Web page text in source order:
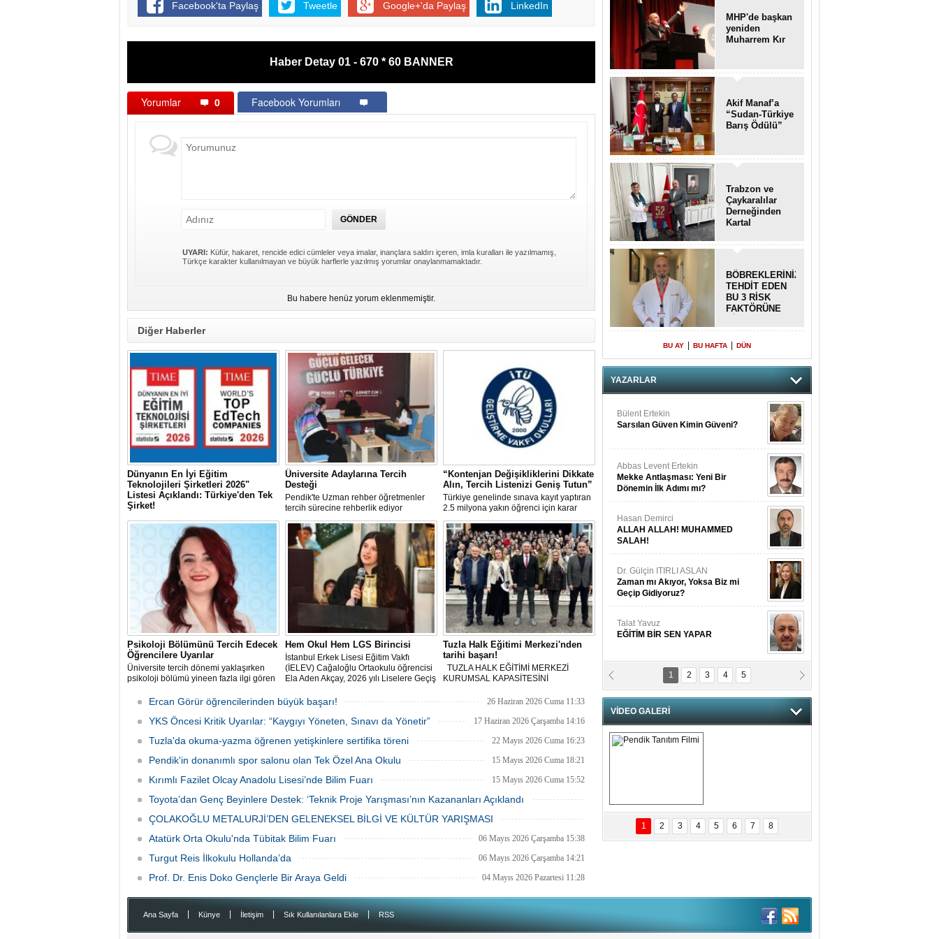
Facebook'ta Paylaş Tweetle Google+'da Paylaş LinkedIn
Haber Detay 01 - 670 * 60 BANNER
Yorumlar 0 Facebook Yorumları
UYARI: Küfür, hakaret, rencide edici cümleler veya imalar, inançlara saldırı içeren, imla kuralları ile yazılmamış,
Türkçe karakter kullanılmayan ve büyük harflerle yazılmış yorumlar onaylanmamaktadır.
Bu habere henüz yorum eklenmemiştir.
Diğer Haberler
Dünyanın En İyi Eğitim
Teknolojileri Şirketleri 2026"
Listesi Açıklandı: Türkiye'den Tek
Şirket!
Dünyanın en saygın yayınlarından TIME
dergisi ile uluslararası bağımsız veri
kuruluşu Statista iş birliğiyle hazırlanan
"World's Top EdTech Companies 2026"
(Dünyanın En İyi Eğitim Teknolojileri
Şirketleri 2026) listesi açıklandı.
Üniversite Adaylarına Tercih
Desteği
Pendik'te Uzman rehber öğretmenler
tercih sürecine rehberlik ediyor
“Kontenjan Değişikliklerini Dikkate
Alın, Tercih Listenizi Geniş Tutun”
Türkiye genelinde sınava kayıt yaptıran
2.5 milyona yakın öğrenci için karar
haftası yaklaştı.
Psikoloji Bölümünü Tercih Edecek
Öğrencilere Uyarılar
Üniversite tercih dönemi yaklaşırken
psikoloji bölümü yineen fazla ilgi gören
Hem Okul Hem LGS Birincisi
İstanbul Erkek Lisesi Eğitim Vakfı
(İELEV) Cağaloğlu Ortaokulu öğrencisi
Ela Aden Akçay, 2026 yılı Liselere Geçiş
sınavda tüm soruları eksiksiz
yanıtlayarak 500 tam puanla Türkiye
birincisi oldu.
Tuzla Halk Eğitimi Merkezi'nden
tarihi başarı!
TUZLA HALK EĞİTİMİ MERKEZİ
KURUMSAL KAPASİTESİNİ
TÜRKİYE ÜÇÜNCÜSÜ OLDU
Ercan Görür öğrencilerinden büyük başarı! 26 Haziran 2026 Cuma 11:33
YKS Öncesi Kritik Uyarılar: “Kaygıyı Yöneten, Sınavı da Yönetir” 17 Haziran 2026 Çarşamba 14:16
Tuzla'da okuma-yazma öğrenen yetişkinlere sertifika töreni 22 Mayıs 2026 Cuma 16:23
Pendik'in donanımlı spor salonu olan Tek Özel Ana Okulu 15 Mayıs 2026 Cuma 18:21
Kırımlı Fazilet Olcay Anadolu Lisesi’nde Bilim Fuarı 15 Mayıs 2026 Cuma 15:52
Toyota’dan Genç Beyinlere Destek: ‘Teknik Proje Yarışması’nın Kazananları Açıklandı
13 Mayıs 2026 Çarşamba 10:57
ÇOLAKOĞLU METALURJİ’DEN GELENEKSEL BİLGİ VE KÜLTÜR YARIŞMASI
07 Mayıs 2026 Perşembe 11:18
Atatürk Orta Okulu'nda Tübitak Bilim Fuarı 06 Mayıs 2026 Çarşamba 15:38
Turgut Reis İlkokulu Hollanda’da 06 Mayıs 2026 Çarşamba 14:21
Prof. Dr. Enis Doko Gençlerle Bir Araya Geldi 04 Mayıs 2026 Pazartesi 11:28
MHP'de başkan
yeniden
Muharrem Kır
Akif Manaf’a
“Sudan-Türkiye
Barış Ödülü”
Trabzon ve
Çaykaralılar
Derneğinden
Kartal
anlamlı ziyaret
BÖBREKLERİNİZİ
TEHDİT EDEN
BU 3 RİSK
FAKTÖRÜNE
BU AY BU HAFTA DÜN
YAZARLAR
Bülent Ertekin
Sarsılan Güven Kimin Güveni?
Abbas Levent Ertekin
Mekke Antlaşması: Yeni Bir
Dönemin İlk Adımı mı?
Hasan Demirci
ALLAH ALLAH! MUHAMMED
SALAH!
Dr. Gülçin ITIRLI ASLAN
Zaman mı Akıyor, Yoksa Biz mi
Geçip Gidiyoruz?
Talat Yavuz
EĞİTİM BİR SEN YAPAR
Sevgi Karaman
NAMUSLU?
Prof. Dr. Cahit Kurbanoğlu
BOSNA-HERSEK VE KUDÜS
Fatma Daştan
Meftun Olmak
Aziz Türk Milleti Tarih Yazdı!
1 2 3 4 5
VİDEO GALERİ
Pendik Tanıtım
Filmi
1 2 3 4 5 6 7 8
Ana Sayfa Künye İletişim Sık Kullanılanlara Ekle | RSS